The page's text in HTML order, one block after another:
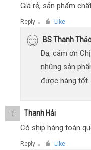
Giá rẻ, sản phẩm
Reply ● Like
BS Thanh
Dạ, cảm ơn
những sản
được hàng tốt.
T Thanh Hải
Có ship hàng toàn
Reply ● Like